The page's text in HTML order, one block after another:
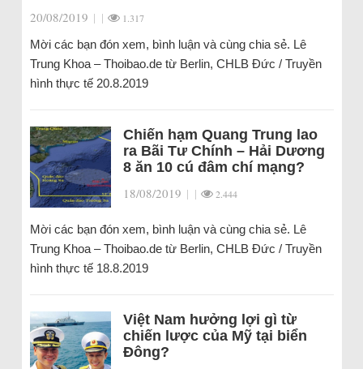
20/08/2019 | | 1.317
Mời các bạn đón xem, bình luận và cùng chia sẻ. Lê
Trung Khoa – Thoibao.de từ Berlin, CHLB Đức / Truyền
hình thực tế 20.8.2019
Chiến hạm Quang Trung lao
ra Bãi Tư Chính – Hải Dương
8 ăn 10 cú đâm chí mạng?
18/08/2019 | | 2.444
Mời các bạn đón xem, bình luận và cùng chia sẻ. Lê
Trung Khoa – Thoibao.de từ Berlin, CHLB Đức / Truyền
hình thực tế 18.8.2019
Việt Nam hưởng lợi gì từ
chiến lược của Mỹ tại biển
Đông?